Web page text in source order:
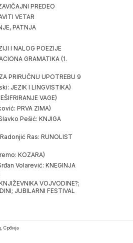
PREDEO
VETAR
PATNJA
I NALOG POEZIJE
GRAMATIKA (1.
PRIRUČNU UPOTREBU 9
JEZIK I LINGVISTIKA)
VAGE)
PRVA ZIMA)
Pešić: KNJIGA
Ras: RUNOLIST
KOZARA)
Volarević: KNEGINJA
VOJVODINE?;
JUBILARNI FESTIVAL
Србија